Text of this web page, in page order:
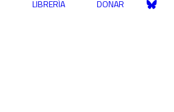
LIBRERÍA DONAR